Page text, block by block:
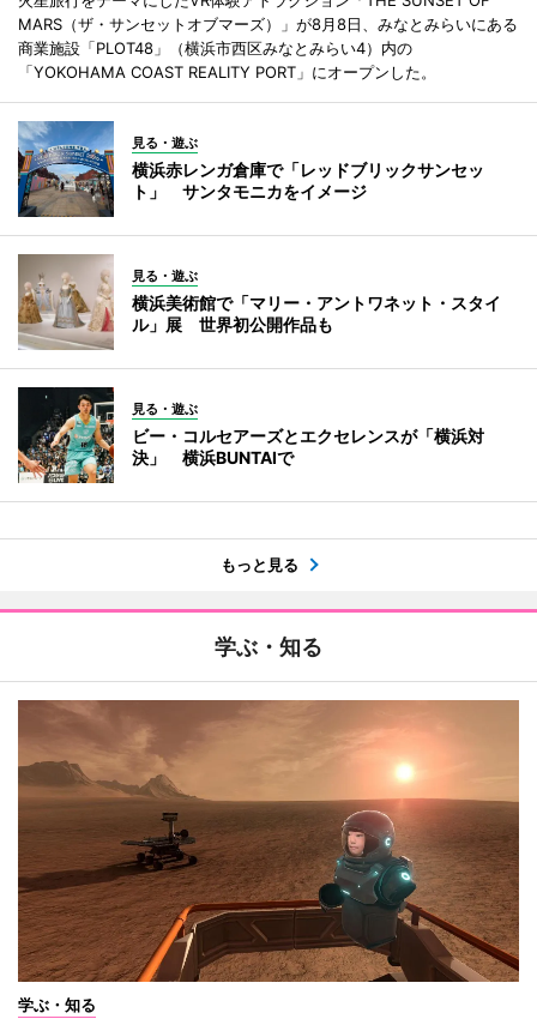
MARS（ザ・サンセットオブマーズ）」が8月8日、みなとみらいにある
商業施設「PLOT48」（横浜市西区みなとみらい4）内の
「YOKOHAMA COAST REALITY PORT」にオープンした。
見る・遊ぶ
横浜赤レンガ倉庫で「レッドブリックサンセッ
ト」 サンタモニカをイメージ
見る・遊ぶ
横浜美術館で「マリー・アントワネット・スタイ
ル」展 世界初公開作品も
見る・遊ぶ
ビー・コルセアーズとエクセレンスが「横浜対
決」 横浜BUNTAIで
もっと見る
学ぶ・知る
学ぶ・知る